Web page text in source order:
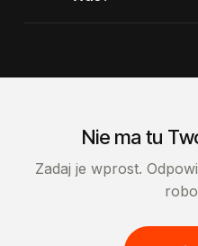
Nie ma tu
Zadaj je wprost.